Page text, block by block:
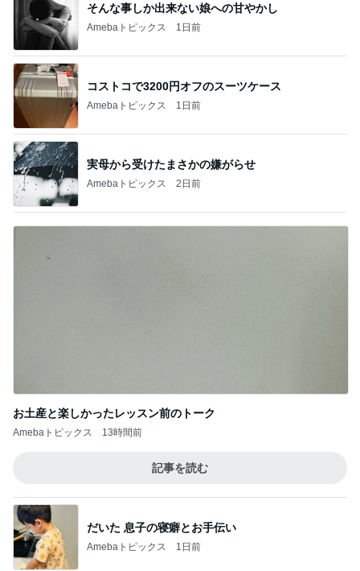
そんな事しか出来ない娘への甘やかし
Amebaトピックス 1日前
コストコで3200円オフのスーツケース
Amebaトピックス 1日前
実母から受けたまさかの嫌がらせ
Amebaトピックス 2日前
お土産と楽しかったレッスン前のトーク
Amebaトピックス 13時間前
記事を読む
だいた 息子の寝癖とお手伝い
Amebaトピックス 1日前